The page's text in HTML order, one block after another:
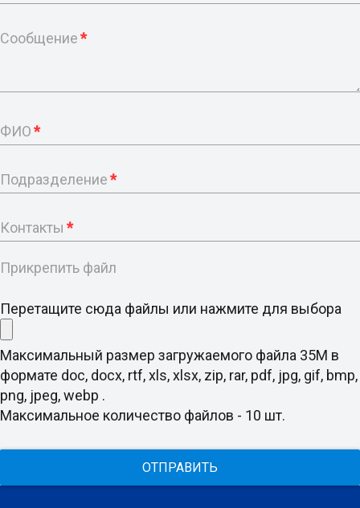
Сообщение*
ФИО*
Подразделение*
Контакты *
Прикрепить файл
Перетащите сюда файлы или нажмите для выбора
Максимальный размер загружаемого файла 35M в
формате doc, docx, rtf, xls, xlsx, zip, rar, pdf, jpg, gif, bmp,
png, jpeg, webp .
Максимальное количество файлов - 10 шт.
ОТПРАВИТЬ